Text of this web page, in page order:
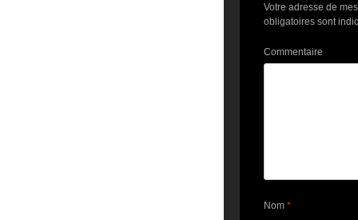
Votre adresse de
obligatoires sont
Commentaire
Nom *